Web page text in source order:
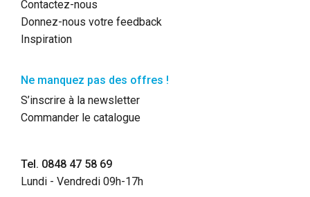
Contactez-nous
Donnez-nous votre feedback
Inspiration
Ne manquez pas des offres !
S’inscrire à la newsletter
Commander le catalogue
Tel. 0848 47 58 69
Lundi - Vendredi 09h-17h